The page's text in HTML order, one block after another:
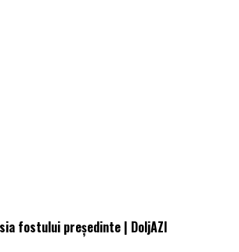
fostului președinte | DoljAZI